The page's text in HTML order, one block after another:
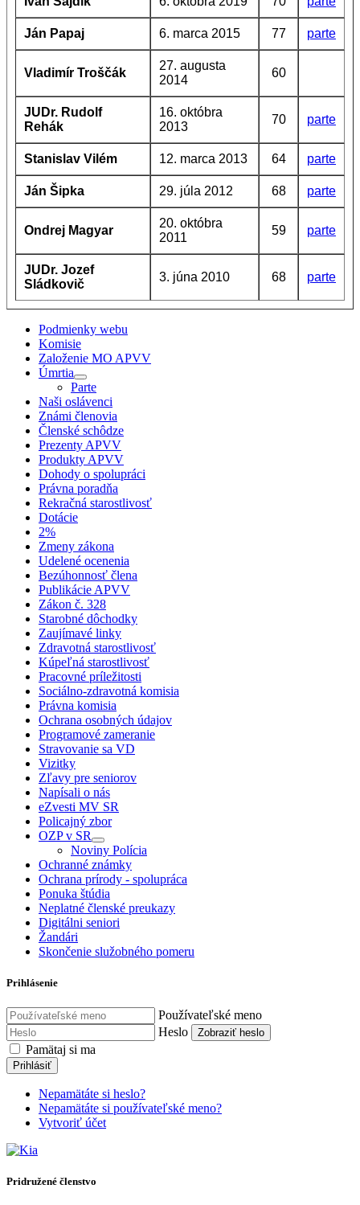
Ján Papaj 6. marca 2015 77 parte
Vladimír Troščák
27. augusta
2014
60
JUDr. Rudolf
Rehák
16. októbra
2013
70 parte
Stanislav Vilém 12. marca 2013 64 parte
Ján Šipka 29. júla 2012 68 parte
Ondrej Magyar
20. októbra
2011
59 parte
JUDr. Jozef
Sládkovič
3. júna 2010 68 parte
Podmienky webu
Komisie
Založenie MO APVV
Úmrtia
Parte
Naši oslávenci
Známi členovia
Členské schôdze
Prezenty APVV
Produkty APVV
Dohody o spolupráci
Právna poradňa
Rekračná starostlivosť
Dotácie
2%
Zmeny zákona
Udelené ocenenia
Bezúhonnosť člena
Publikácie APVV
Zákon č. 328
Starobné dôchodky
Zaujímavé linky
Zdravotná starostlivosť
Kúpeľná starostlivosť
Pracovné príležitosti
Sociálno-zdravotná komisia
Právna komisia
Ochrana osobných údajov
Programové zameranie
Stravovanie sa VD
Vizitky
Zľavy pre seniorov
Napísali o nás
eZvesti MV SR
Policajný zbor
OZP v SR
Noviny Polícia
Ochranné známky
Ochrana prírody - spolupráca
Ponuka štúdia
Neplatné členské preukazy
Digitálni seniori
Žandári
Skončenie služobného pomeru
Prihlásenie
Používateľské meno
Heslo
Zobraziť heslo
Pamätaj si ma
Prihlásiť
Nepamätáte si heslo?
Nepamätáte si používateľské meno?
Vytvoriť účet
Pridružené členstvo